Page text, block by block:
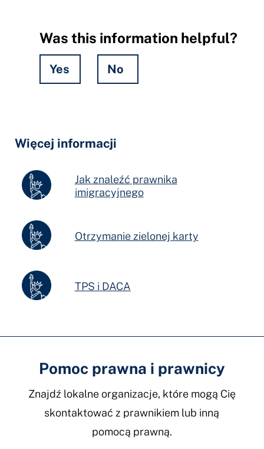
Was this information helpful?
Yes No
Więcej informacji
Jak znaleźć prawnika
imigracyjnego
Otrzymanie zielonej karty
TPS i DACA
Pomoc prawna i prawnicy
Znajdź lokalne organizacje, które mogą Cię
skontaktować z prawnikiem lub inną
pomocą prawną.